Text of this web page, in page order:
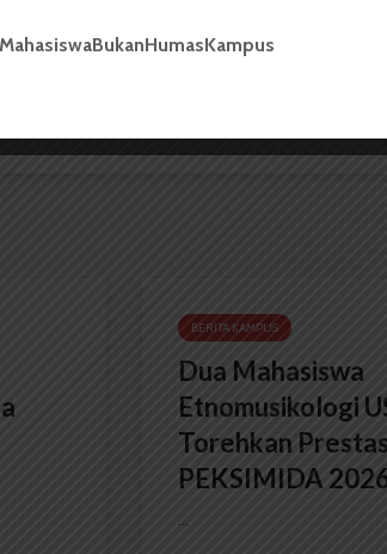
BERITA KAMPUS
Dua Mahasiswa
Etnomusikologi
Torehkan
PEKSIMIDA
...